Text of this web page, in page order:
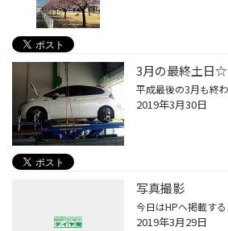
3月の最終土日☆
2019年3月30日
写真撮影
2019年3月29日